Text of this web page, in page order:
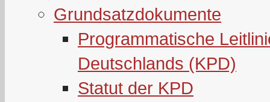
Grundsatzdokumente
Programmatische
Deutschlands (KPD)
Statut der KPD